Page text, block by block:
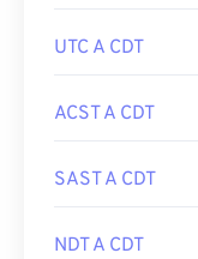
UTC A CDT
ACST A CDT
SAST A CDT
NDT A CDT